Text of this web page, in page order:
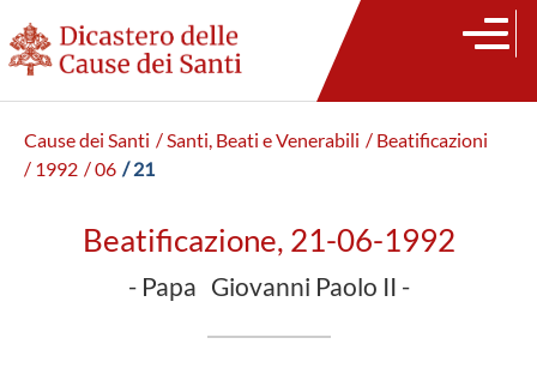
Cause dei Santi / Santi, Beati e Venerabili / Beatificazioni
/ 1992 / 06 / 21
Beatificazione, 21-06-1992
- Papa Giovanni Paolo II -